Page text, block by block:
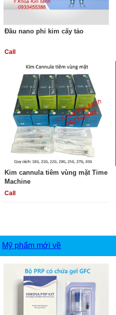
Đầu nano phi kim cấy tảo
Call
Kim cannula tiêm vùng mặt Time
Machine
Call
Mỹ phẩm mới về